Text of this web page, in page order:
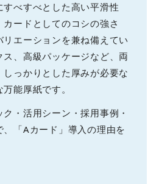
べすべとした高い平滑性
カードとしてのコシの強さ
エーションを兼ね備えてい
、高級パッケージなど、両
っかりとした厚みが必要な
能厚紙です。
・活用シーン・採用事例・
「Aカード」導入の理由を